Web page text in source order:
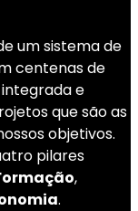
um sistema de
centenas de
e
que são as
objetivos.
pilares
,
.